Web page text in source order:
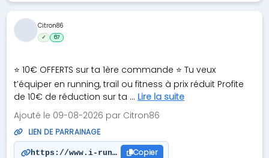
⭐ 10€ OFFERTS sur ta 1ère commande ⭐ Tu veux
t’équiper en running, trail ou fitness à prix réduit Profite
de 10€ de réduction sur ta ... Lire la suite
Ajouté le 09-08-2026 par Citron86
LIEN DE PARRAINAGE
https://www.i-run.fr/enregistrement/
Copier
Citron86
✓ 67